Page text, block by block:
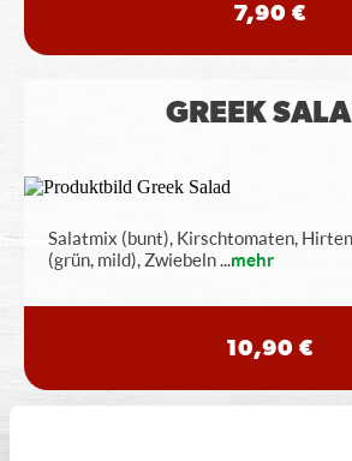
7,90 €
GREEK
Salatmix (bunt), Kirschtomaten,
(grün, mild), Zwiebeln...mehr
10,90 €